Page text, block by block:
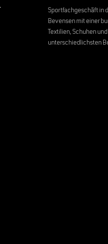
Sportfachgeschäft in
Bevensen mit einer
Textilien, Schuhen
unterschiedlichsten